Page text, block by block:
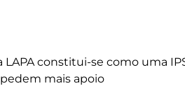
constitui-se como uma
mais apoio